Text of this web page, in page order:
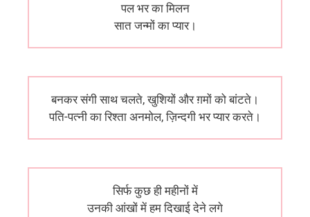
पल भर का मिलन
सात जन्मों का प्यार।
बनकर संगी साथ चलते, खुशियों और ग़मों को बांटते।
पति-पत्‍नी का रिश्ता अनमोल, ज़िन्दगी भर प्यार करते।
सिर्फ कुछ ही महीनों में
उनकी आंखों में हम दिखाई देने लगे